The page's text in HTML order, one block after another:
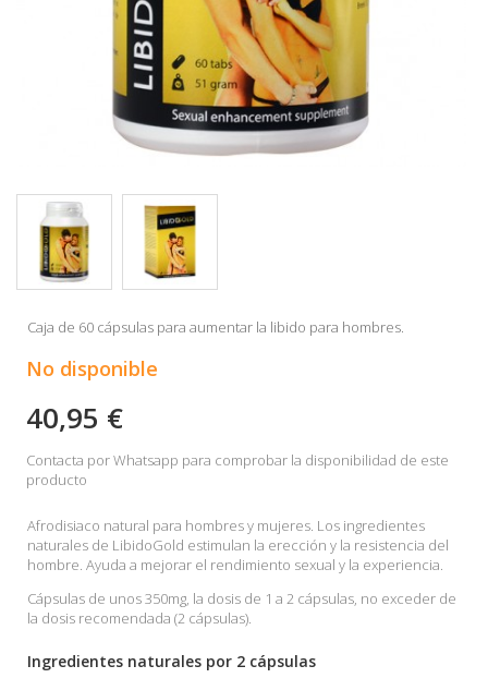
Caja de 60 cápsulas para aumentar la libido para hombres.
No disponible
40,95 €
Contacta por Whatsapp para comprobar la disponibilidad de este
producto
Afrodisiaco natural para hombres y mujeres. Los ingredientes
naturales de LibidoGold estimulan la erección y la resistencia del
hombre. Ayuda a mejorar el rendimiento sexual y la experiencia.
Cápsulas de unos 350mg, la dosis de 1 a 2 cápsulas, no exceder de
la dosis recomendada (2 cápsulas).
Ingredientes naturales por 2 cápsulas